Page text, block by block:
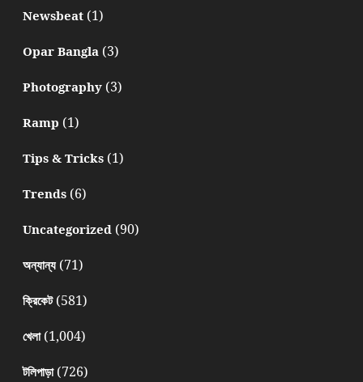
Newsbeat(1)
Opar Bangla(3)
Photography(3)
Ramp (1)
Tips & Tricks(1)
Trends(6)
Uncategorized(90)
অন্যান্য(71)
ক্রিকেট(581)
খেলা(1,004)
টলিপাড়া(726)